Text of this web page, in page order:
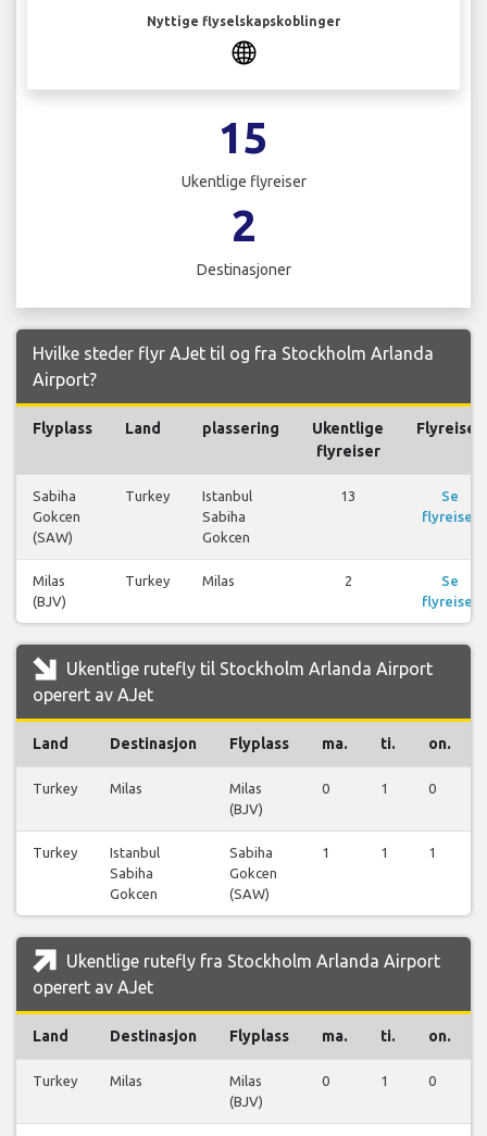
Nyttige flyselskapskoblinger
15
Ukentlige flyreiser
2
Destinasjoner
Hvilke steder flyr AJet til og fra Stockholm Arlanda
Airport?
Flyplass Land plassering
Ukentlige
flyreiser
Flyreiser
Sabiha
Gokcen
(SAW)
Turkey
Istanbul
Sabiha
Gokcen
13
Se
flyreiser
Milas
(BJV)
Turkey Milas 2
Se
flyreiser
Ukentlige rutefly til Stockholm Arlanda Airport
operert av AJet
Land Destinasjon Flyplass ma. ti. on.
Turkey Milas
Milas
(BJV)
0 1 0
Turkey
Istanbul
Sabiha
Gokcen
Sabiha
Gokcen
(SAW)
1 1 1
Ukentlige rutefly fra Stockholm Arlanda Airport
operert av AJet
Land Destinasjon Flyplass ma. ti. on.
Turkey Milas
Milas
(BJV)
0 1 0